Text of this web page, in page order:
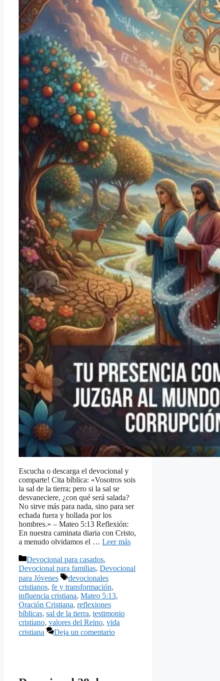
Escucha o descarga el devocional y
comparte! Cita bíblica: «Vosotros sois
la sal de la tierra; pero si la sal se
desvaneciere, ¿con qué será salada?
No sirve más para nada, sino para ser
echada fuera y hollada por los
hombres.» – Mateo 5:13 Reflexión:
En nuestra caminata diaria con Cristo,
a menudo olvidamos el … Leer más
Categorías
Devocional para casados,
Devocional para familias, Devocional
para Jóvenes
Etiquetas
devocionales
cristianos, fe y transformación,
influencia cristiana, Mateo 5:13,
Oración Cristiana, reflexiones
bíblicas, sal de la tierra, testimonio
cristiano, valores del Reino, vida
cristiana
Deja un comentario